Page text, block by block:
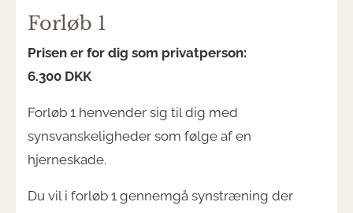
Forløb 1
Prisen er for dig som privatperson:
6.300 DKK
Forløb 1 henvender sig til dig med
synsvanskeligheder som følge af en
hjerneskade.
Du vil i forløb 1 gennemgå synstræning der